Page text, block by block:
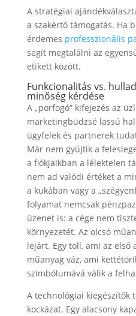
A stratégiai
a szakértő támogatás. Ha
érdemes professzionális
segít megtalálni az
etikett között.
Funkcionalitás vs.
minőség kérdése
A „porfogó” kifejezés az
marketingbüdzsé lassú
ügyfelek és partnerek
Már nem gyűjtik a
a fiókjaikban a lélektelen
nem ad valódi értéket a
a kukában vagy a
folyamat nemcsak
üzenet is: a cége nem
környezetét. Az olcsó
lejárt. Egy toll, ami az első
műanyag váz, ami
szimbólumává válik a
A technológiai kiegészítők
kockázat. Egy alacsony